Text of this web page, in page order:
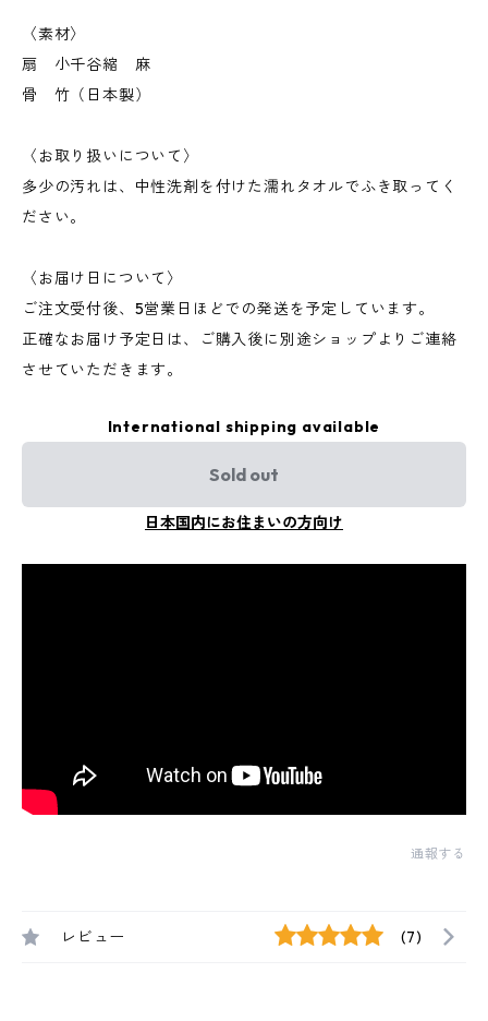
〈素材〉
扇 小千谷縮 麻
骨 竹（日本製）
〈お取り扱いについて〉
多少の汚れは、中性洗剤を付けた濡れタオルでふき取ってく
ださい。
〈お届け日について〉
ご注文受付後、5営業日ほどでの発送を予定しています。
正確なお届け予定日は、ご購入後に別途ショップよりご連絡
させていただきます。
International shipping available
Sold out
日本国内にお住まいの方向け
通報する
レビュー (7)